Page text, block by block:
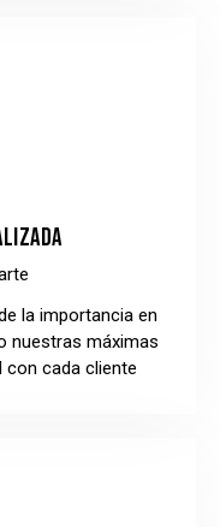
la importancia en
nuestras máximas
con cada cliente